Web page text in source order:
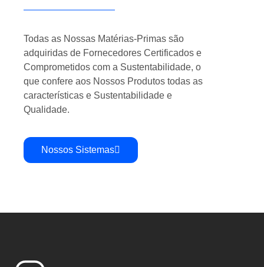
Todas as Nossas Matérias-Primas são
adquiridas de Fornecedores Certificados e
Comprometidos com a Sustentabilidade, o
que confere aos Nossos Produtos todas as
características e Sustentabilidade e
Qualidade.
Nossos Sistemas